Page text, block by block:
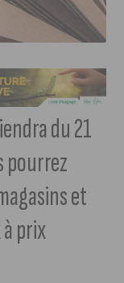
du 21
pourrez
et
prix